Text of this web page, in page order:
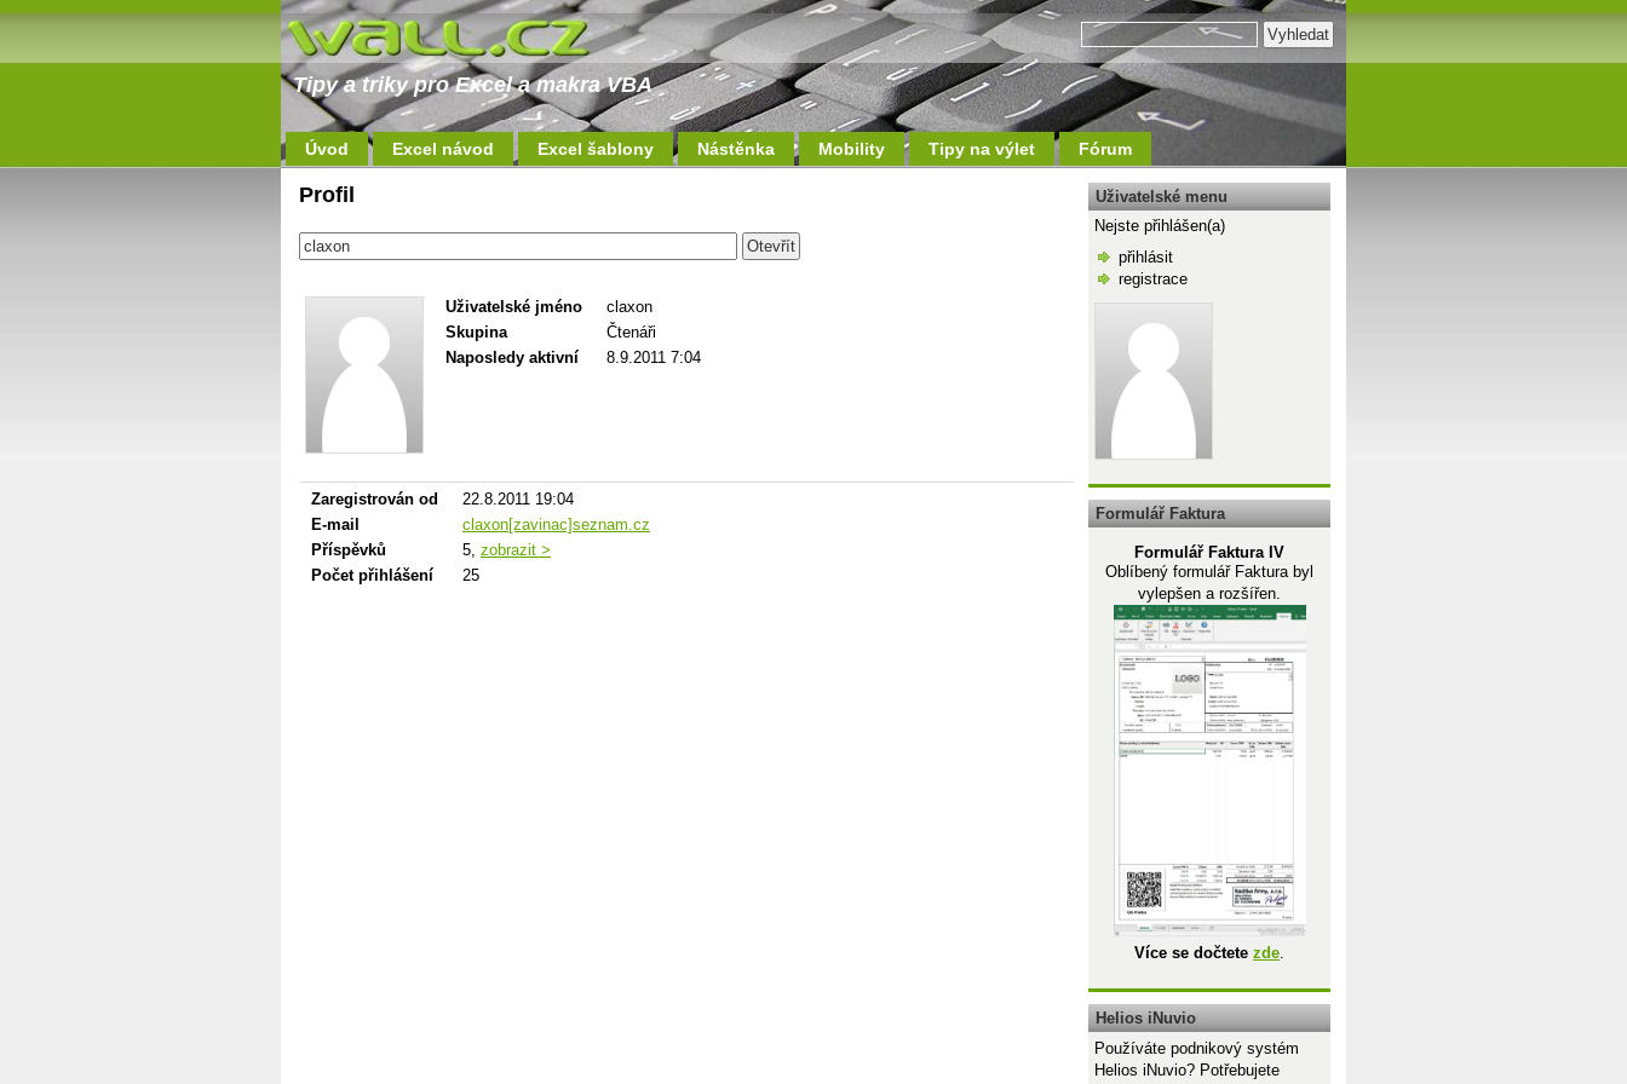
Tipy a triky pro Excel a makra VBA
Úvod Excel návod Excel šablony Nástěnka Mobility Tipy na výlet Fórum
Profil
Uživatelské jméno
claxon
Skupina
Čtenáři
Naposledy aktivní
8.9.2011 7:04
Zaregistrován od
22.8.2011 19:04
E-mail
claxon[zavinac]seznam.cz
Příspěvků
5, zobrazit >
Počet přihlášení
25
Uživatelské menu
Nejste přihlášen(a)
přihlásit
registrace
Formulář Faktura
Formulář Faktura IV
Oblíbený formulář Faktura byl
vylepšen a rozšířen.
Více se dočtete zde.
Helios iNuvio
Používáte podnikový systém
Helios iNuvio? Potřebujete